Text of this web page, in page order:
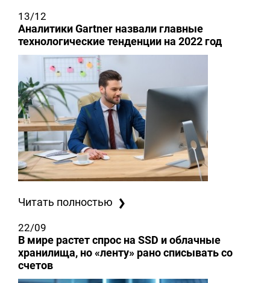
13/12
Аналитики Gartner назвали главные
технологические тенденции на 2022 год
Читать полностью
22/09
В мире растет спрос на SSD и облачные
хранилища, но «ленту» рано списывать со
счетов